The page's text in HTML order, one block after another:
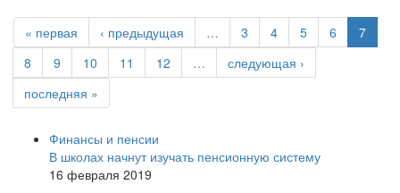
« первая ‹ предыдущая … 3 4 5 6
7
8
9 10 11 12 …
следующая ›
последняя »
Финансы и пенсии
В школах начнут изучать пенсионную систему
16 февраля 2019